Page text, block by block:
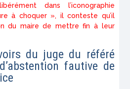
dans l’iconographie
à choquer », il conteste qu’il
du maire de mettre fin à leur
du juge du référé
fautive de